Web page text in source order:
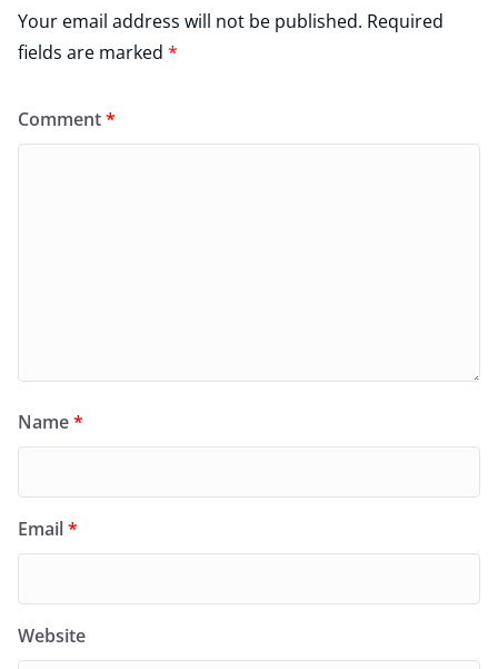
Your email address will not be published. Required
fields are marked *
Comment*
Name*
Email*
Website